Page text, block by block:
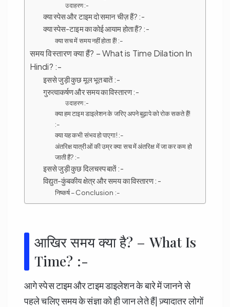
उदाहरण :-
क्या स्पेस और टाइम दो समान चीज़ हैं? :-
क्या स्पेस-टाइम का कोई आयाम होता हैं? :-
क्या सच में समय नहीं होता हैं! :-
समय विस्तारण क्या हैं? – What is Time Dilation In
Hindi? :-
इससे जुड़ी कुछ मूल भूत बातें :-
गुरुत्वाकर्षण और समय का विस्तारण :-
उदाहरण :-
क्या हम टाइम डाइलेशन के जरिए अपने बुढ़ापे को रोक सकते हैं!
:-
क्या यह कभी संभव हो पाएगा! :-
अंतरिक्ष यात्रीओं की उम्र क्या सच में अंतरिक्ष में जा कर कम हो
जाती हैं? :-
इससे जुड़ी कुछ दिलचस्प बातें :-
विद्युत-कुंबकीय क्षेत्र और समय का विस्तारण :-
निष्कर्ष – Conclusion :-
आखिर समय क्या है? – What Is
Time? :-
आगे स्पेस टाइम और टाइम डाइलेशन के बारे में जानने से
पहले चलिए समय के संज्ञा को ही जान लेते हैं| ज़्यादातर लोगों